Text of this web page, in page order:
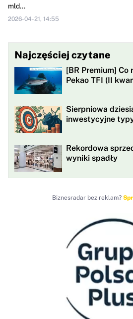
mld...
2026-04-21, 14:55
Najczęściej czytane
[BR Premium] Co
Pekao TFI (II
Sierpniowa
inwestycyjne
Rekordowa
wyniki spadły
Biznesradar bez reklam?